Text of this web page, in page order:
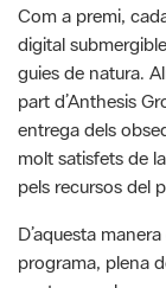
part d’Anthesis
entrega dels
molt satisfets de
pels recursos del
D’aquesta
programa, plena
centes escoles
d’educació
d’infants que